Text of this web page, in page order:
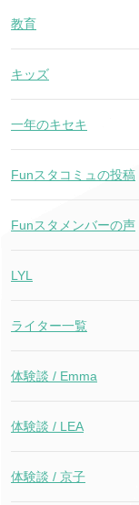
教育
キッズ
一年のキセキ
Funスタコミュの投稿
Funスタメンバーの声
LYL
ライター一覧
体験談 / Emma
体験談 / LEA
体験談 / 京子